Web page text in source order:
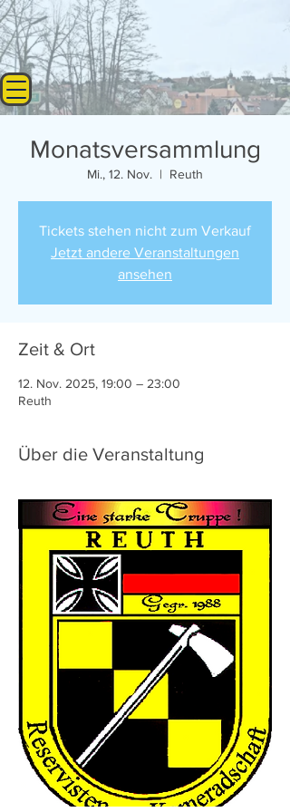
Monatsversammlung
Mi., 12. Nov.
  |
Reuth
Tickets stehen nicht zum Verkauf
Jetzt andere Veranstaltungen
ansehen
Zeit & Ort
12. Nov. 2025, 19:00 – 23:00
Reuth
Über die Veranstaltung